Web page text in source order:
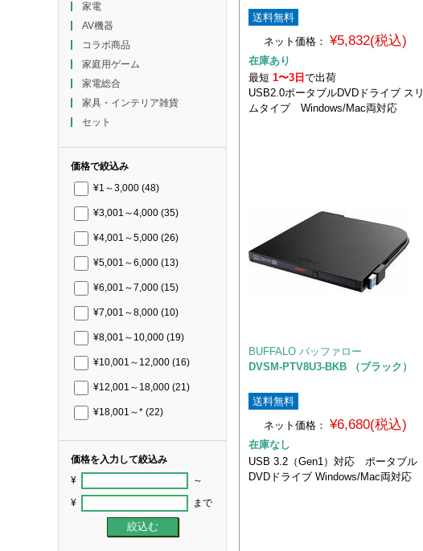
家電
AV機器
コラボ商品
家庭用ゲーム
家電総合
家具・インテリア雑貨
セット
価格で絞込み
¥1～3,000 (48)
¥3,001～4,000 (35)
¥4,001～5,000 (26)
¥5,001～6,000 (13)
¥6,001～7,000 (15)
¥7,001～8,000 (10)
¥8,001～10,000 (19)
¥10,001～12,000 (16)
¥12,001～18,000 (21)
¥18,001～* (22)
価格を入力して絞込み
¥ ～
¥ まで
送料無料
ネット価格： ¥5,832(税込)
在庫あり
最短 1〜3日 で出荷
USB2.0ポータブルDVDドライブ スリ
ムタイプ Windows/Mac両対応
BUFFALO バッファロー
DVSM-PTV8U3-BKB （ブラック）
送料無料
ネット価格： ¥6,680(税込)
在庫なし
USB 3.2（Gen1）対応 ポータブル
DVDドライブ Windows/Mac両対応